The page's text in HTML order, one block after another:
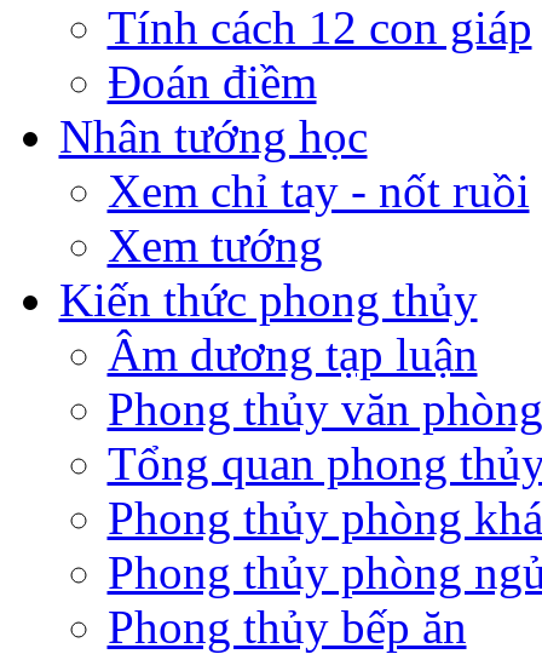
Tính cách 12 con giáp
Đoán điềm
Nhân tướng học
Xem chỉ tay - nốt ruồi
Xem tướng
Kiến thức phong thủy
Âm dương tạp luận
Phong thủy văn phòng
Tổng quan phong
Phong thủy phòng
Phong thủy phòng
Phong thủy bếp ăn